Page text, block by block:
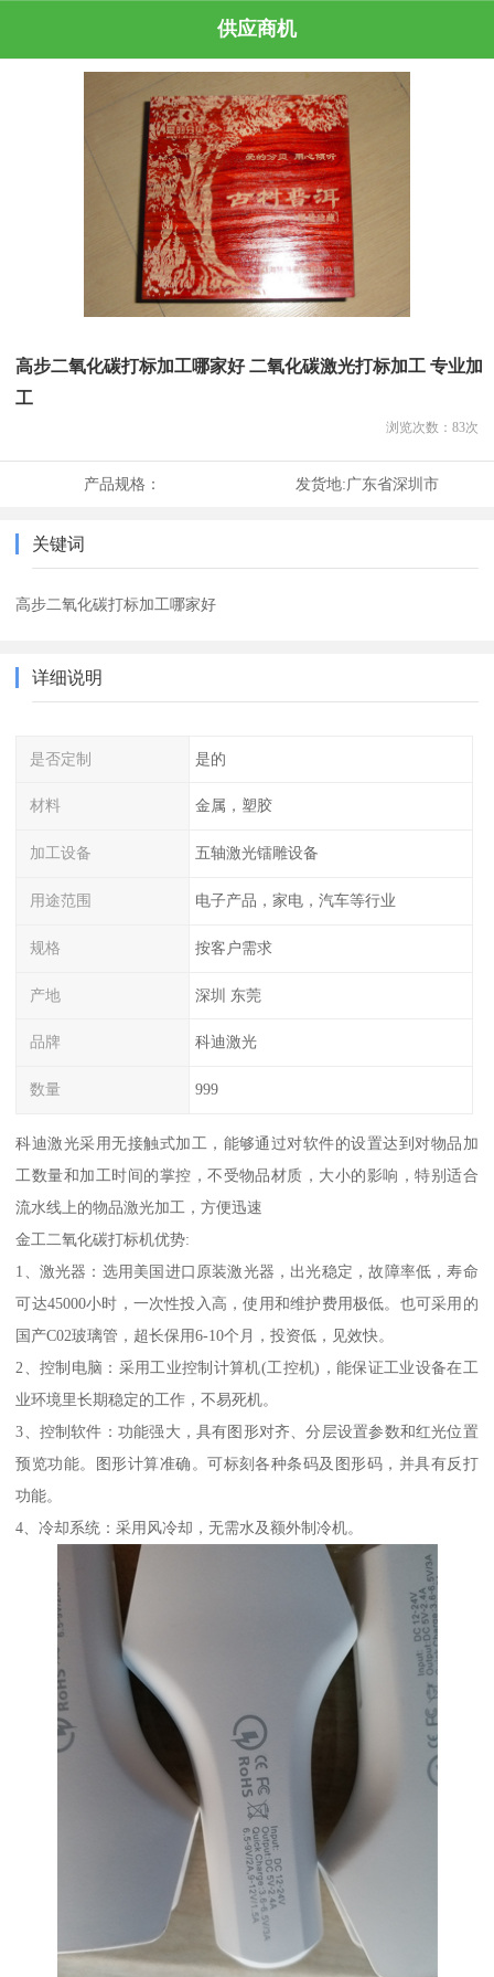
供应商机
高步二氧化碳打标加工哪家好 二氧化碳激光打标加工 专业加
工
浏览次数： 83次
产品规格： 发货地:广东省深圳市
关键词
高步二氧化碳打标加工哪家好
详细说明
是否定制 是的
材料 金属，塑胶
加工设备 五轴激光镭雕设备
用途范围 电子产品，家电，汽车等行业
规格 按客户需求
产地 深圳 东莞
品牌 科迪激光
数量 999
科迪激光采用无接触式加工，能够通过对软件的设置达到对物品加
工数量和加工时间的掌控，不受物品材质，大小的影响，特别适合
流水线上的物品激光加工，方便迅速
金工二氧化碳打标机优势:
1、激光器：选用美国进口原装激光器，出光稳定，故障率低，寿命
可达45000小时，一次性投入高，使用和维护费用极低。也可采用的
国产C02玻璃管，超长保用6-10个月，投资低，见效快。
2、控制电脑：采用工业控制计算机(工控机)，能保证工业设备在工
业环境里长期稳定的工作，不易死机。
3、控制软件：功能强大，具有图形对齐、分层设置参数和红光位置
预览功能。图形计算准确。可标刻各种条码及图形码，并具有反打
功能。
4、冷却系统：采用风冷却，无需水及额外制冷机。